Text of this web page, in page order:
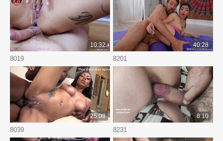
8019
10:32
8201
40:28
8039
25:08
8231
8:10